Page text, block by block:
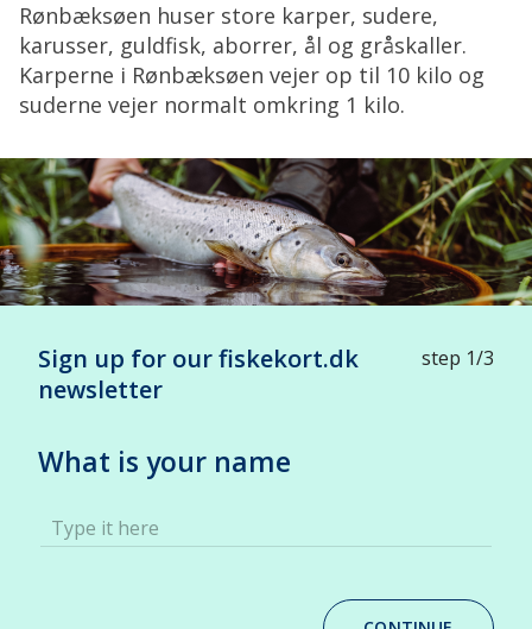
Rønbæksøen huser store karper, sudere,
karusser, guldfisk, aborrer, ål og gråskaller.
Karperne i Rønbæksøen vejer op til 10 kilo og
suderne vejer normalt omkring 1 kilo.
Sign up for our fiskekort.dk
newsletter
step 1/3
What is your name
Type it here